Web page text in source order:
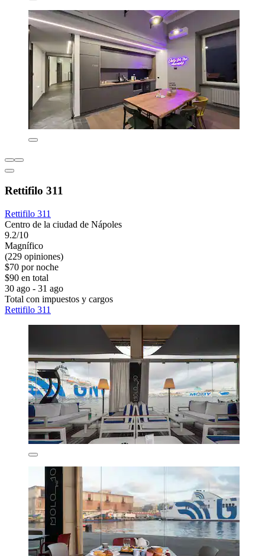
Rettifilo 311
Rettifilo 311
Centro de la ciudad de Nápoles
9.2/10
Magnífico
(229 opiniones)
$70 por noche
$90 en total
30 ago - 31 ago
Total con impuestos y cargos
Rettifilo 311